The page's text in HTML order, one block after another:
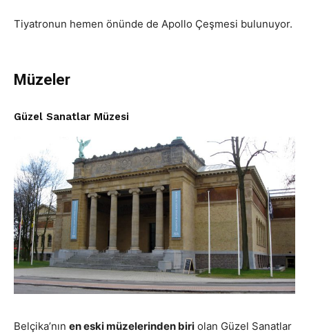
Tiyatronun hemen önünde de Apollo Çeşmesi bulunuyor.
Müzeler
Güzel Sanatlar Müzesi
Belçika’nın en eski müzelerinden biri olan Güzel Sanatlar